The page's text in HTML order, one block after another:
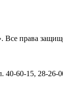
Все права
40-60-15, 28-26-